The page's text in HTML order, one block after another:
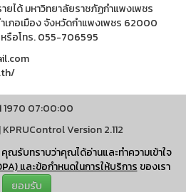
ณรับทราบว่าคุณได้อ่านและทำความเข้าใจ
และข้อกำหนดในการให้บริการ ของเรา
ยอมรับ
ยได้ มหาวิทยาลัยราชภัฏกำแพงเพชร
เภอเมือง จังหวัดกำแพงเพชร 62000
รือโทร. 055-706595
1970 07:00:00
|KPRUControl Version 2.112